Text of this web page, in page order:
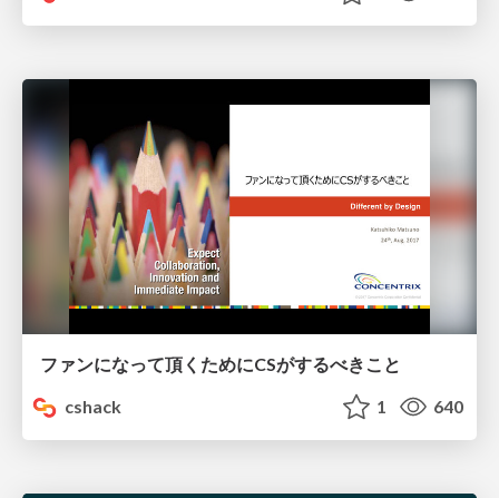
ファンになって頂くためにCSがするべきこと
cshack
1 640